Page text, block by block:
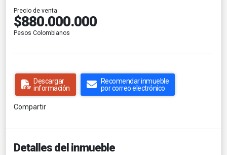
Precio de venta
$880.000.000
Pesos Colombianos
Descargar
información
Recomendar inmueble
por correo electrónico
Compartir
Detalles del inmueble